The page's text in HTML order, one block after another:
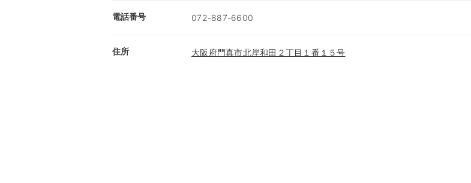
電話番号 072-887-6600
住所 大阪府門真市北岸和田２丁目１番１５号